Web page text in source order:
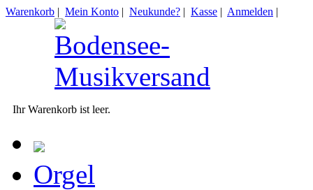
Warenkorb | Mein Konto | Neukunde? | Kasse | Anmelden |
Ihr Warenkorb ist leer.
Orgel